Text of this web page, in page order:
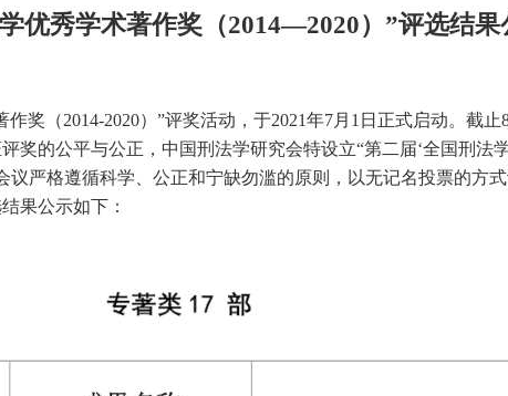
优秀学术著作奖（2014—2020）”评选结果
奖（2014-2020）”评奖活动，于2021年7月1日正式启动。截
奖的公平与公正，中国刑法学研究会特设立“第二届‘全国刑法
严格遵循科学、公正和宁缺勿滥的原则，以无记名投票的方
果公示如下：